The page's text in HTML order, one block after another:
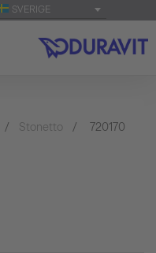
SVERIGE
Stonetto 720170